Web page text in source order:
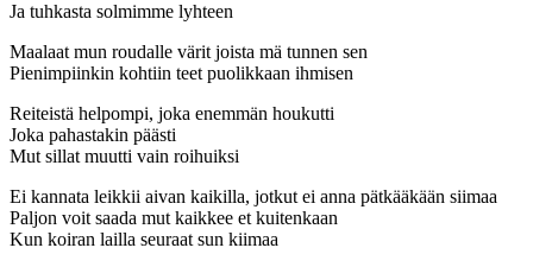
Ja tuhkasta solmimme lyhteen
Maalaat mun roudalle värit joista mä tunnen sen
Pienimpiinkin kohtiin teet puolikkaan ihmisen
Reiteistä helpompi, joka enemmän houkutti
Joka pahastakin päästi
Mut sillat muutti vain roihuiksi
Ei kannata leikkii aivan kaikilla, jotkut ei anna pätkääkään siimaa
Paljon voit saada mut kaikkee et kuitenkaan
Kun koiran lailla seuraat sun kiimaa